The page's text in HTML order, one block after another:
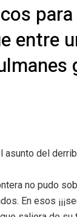
entre
del
no pudo
En esos